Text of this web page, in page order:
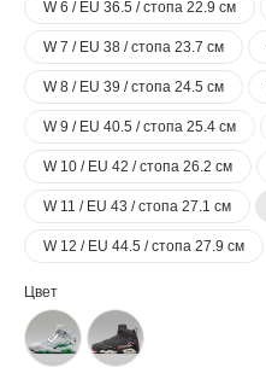
W 6 / EU 36.5 / стопа 22.9 см
W 7 / EU 38 / стопа 23.7 см
W 8 / EU 39 / стопа 24.5 см
W 9 / EU 40.5 / стопа 25.4 см
W 10 / EU 42 / стопа 26.2 см
W 11 / EU 43 / стопа 27.1 см
W 12 / EU 44.5 / стопа 27.9 см
Цвет